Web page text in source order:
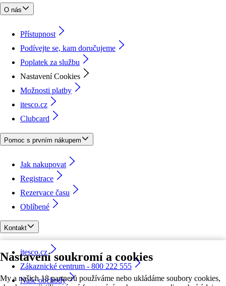
Nastavení soukromí a cookies
My a našich 18 partnerů používáme nebo ukládáme soubory cookies,
O nás
Přístupnost
Podívejte se, kam doručujeme
Poplatek za službu
Nastavení Cookies
Možnosti platby
itesco.cz
Clubcard
Pomoc s prvním nákupem
Jak nakupovat
Registrace
Rezervace času
Oblíbené
Kontakt
itesco.cz
Zákaznické centrum - 800 222 555
Naše obchody